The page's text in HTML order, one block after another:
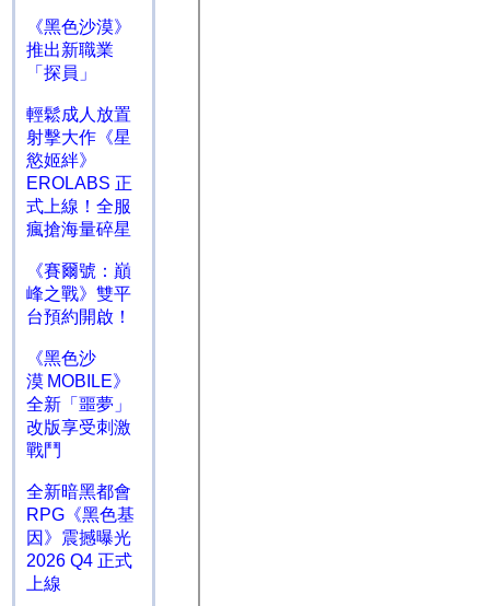
《黑色沙漠》
推出新職業
「探員」
輕鬆成人放置
射擊大作《星
慾姬絆》
EROLABS 正
式上線！全服
瘋搶海量碎星
《賽爾號：巔
峰之戰》雙平
台預約開啟！
《黑色沙
漠 MOBILE》
全新「噩夢」
改版享受刺激
戰鬥
全新暗黑都會
RPG《黑色基
因》震撼曝光
2026 Q4 正式
上線